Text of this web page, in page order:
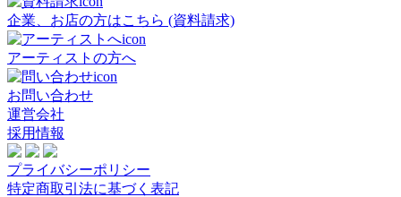
企業、お店の方はこちら (資料請求)
アーティストの方へ
お問い合わせ
運営会社
採用情報
プライバシーポリシー
特定商取引法に基づく表記